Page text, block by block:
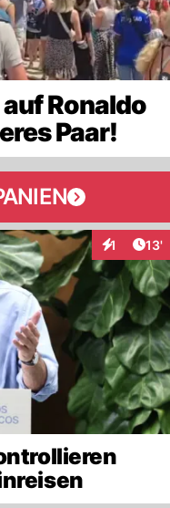
Ronaldo
Paar!
1 13'